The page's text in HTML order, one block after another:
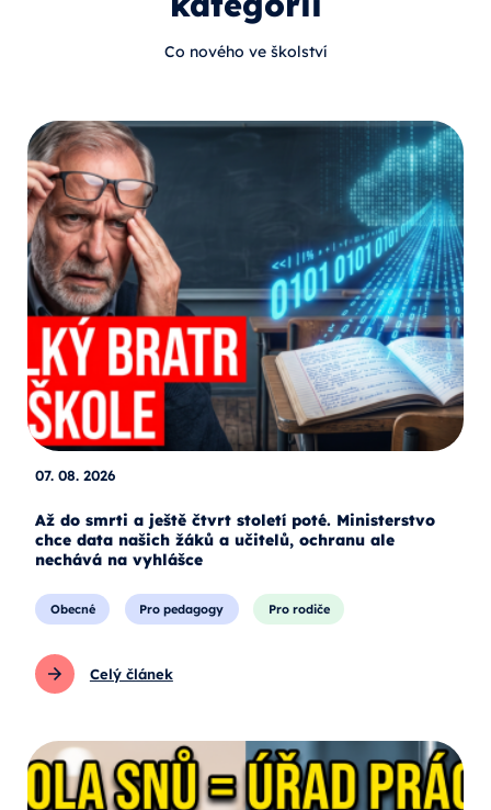
Co nového ve školství
07. 08. 2026
Až do smrti a ještě čtvrt století poté. Ministerstvo
chce data našich žáků a učitelů, ochranu ale
nechává na vyhlášce
Obecné Pro pedagogy Pro rodiče
Celý článek